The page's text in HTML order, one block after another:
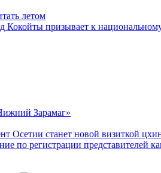
летом
Кокойты призывает к
Зарамаг»
Осетии станет новой визиткой
регистрации представителей